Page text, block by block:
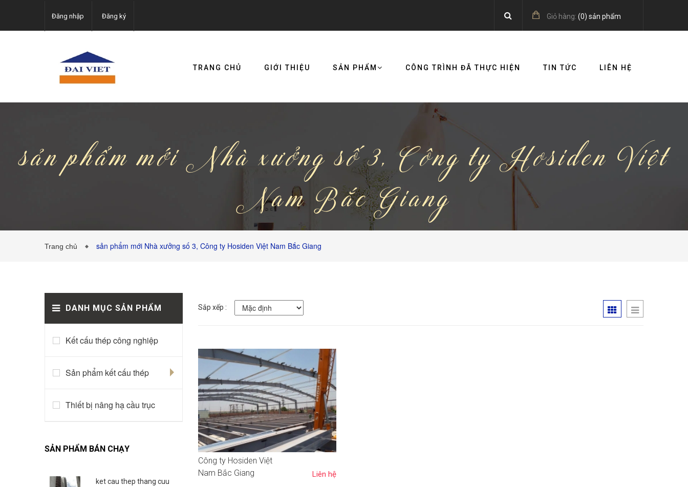
Đăng nhập Đăng ký Giỏ hàng: (0) sản phẩm
TRANG CHỦ GIỚI THIỆU SẢN PHẨM CÔNG TRÌNH ĐÃ THỰC HIỆN TIN TỨC LIÊN HỆ
sản phẩm mới Nhà xưởng số 3, Công ty Hosiden Việt
Nam Bắc Giang
Trang chủ sản phẩm mới Nhà xưởng số 3, Công ty Hosiden Việt Nam Bắc Giang
DANH MỤC SẢN PHẨM
Kết cấu thép công nghiệp
Sản phẩm kết cấu thép
Thiết bị nâng hạ cầu trục
SẢN PHẨM BÁN CHẠY
ket cau thep thang cuu
Sắp xếp :
Công ty Hosiden Việt
Nam Bắc Giang
Liên hệ